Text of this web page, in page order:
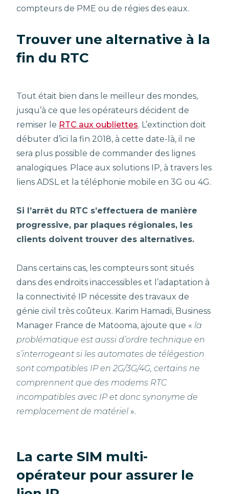
compteurs de PME ou de régies des eaux.
Trouver une alternative à la
fin du RTC
Tout était bien dans le meilleur des mondes,
jusqu’à ce que les opérateurs décident de
remiser le RTC aux oubliettes. L’extinction doit
débuter d’ici la fin 2018, à cette date-là, il ne
sera plus possible de commander des lignes
analogiques. Place aux solutions IP, à travers les
liens ADSL et la téléphonie mobile en 3G ou 4G.
Si l’arrêt du RTC s’effectuera de manière
progressive, par plaques régionales, les
clients doivent trouver des alternatives.
Dans certains cas, les compteurs sont situés
dans des endroits inaccessibles et l’adaptation à
la connectivité IP nécessite des travaux de
génie civil très coûteux. Karim Hamadi, Business
Manager France de Matooma, ajoute que « la
problématique est aussi d’ordre technique en
s’interrogeant si les automates de télégestion
sont compatibles IP en 2G/3G/4G, certains ne
comprennent que des modems RTC
incompatibles avec IP et donc synonyme de
remplacement de matériel ».
La carte SIM multi-
opérateur pour assurer le